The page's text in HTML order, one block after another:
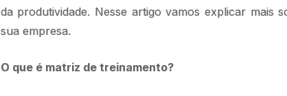
da produtividade. Nesse artigo vamos explicar mais
sua empresa.
O que é matriz de treinamento?